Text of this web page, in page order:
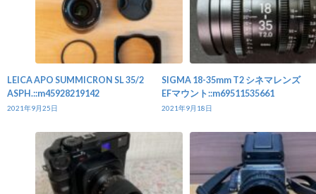
LEICA APO SUMMICRON SL 35/2
ASPH.::m45928219142
2021年9月25日
SIGMA 18-35mm T2 シネマレンズ
EFマウント::m69511535661
2021年9月18日